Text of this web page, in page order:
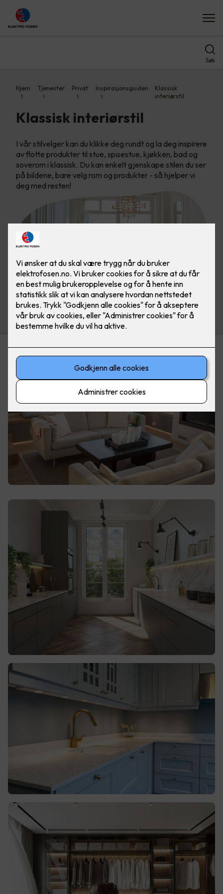
Søk
Hjem Tjenester Privat Inspirasjonsguiden
Klassisk
interiørstil
Klassisk interiørstil
I vår stilvelger kan du klikke deg rundt og la deg inspirere
av flotte produkter til stue, spisestue, kjøkken, bad og
soverom i klassisk. Du kan enkelt gjenskape stilen du ser
på bildene, bare velg rom og produkter - så hjelper vi
deg med resten!